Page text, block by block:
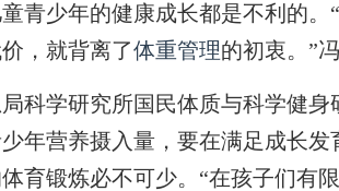
青少年的健康成长都是不利的
，就背离了体重管理的初衷。”
学研究所国民体质与科学健身
年营养摄入量，要在满足成长
育锻炼必不可少。“在孩子们有